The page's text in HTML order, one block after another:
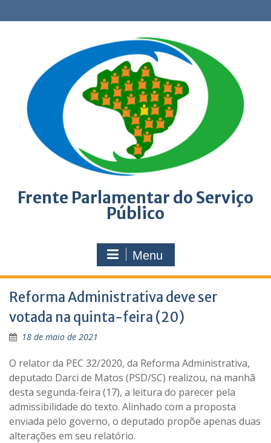
to
Frente Parlamentar do Serviço
Público
Menu
Reforma Administrativa deve ser
votada na quinta-feira (20)
18 de maio de 2021
O relator da PEC 32/2020, da Reforma Administrativa,
deputado Darci de Matos (PSD/SC) realizou, na manhã
desta segunda-feira (17), a leitura do parecer pela
admissibilidade do texto. Alinhado com a proposta
enviada pelo governo, o deputado propõe apenas duas
alterações em seu relatório.